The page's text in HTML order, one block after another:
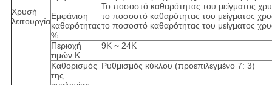
Χρυσή
λειτουργία
Εμφάνιση
καθαρότητας
%
Το ποσοστό καθαρότητας του μείγματος
το ποσοστό καθαρότητας του μείγματος
το ποσοστό καθαρότητας του μείγματος
Περιοχή
τιμών K
9K ~ 24K
Καθορισμός
της
Ρυθμισμός κύκλου (προεπιλεγμένο 7: 3)